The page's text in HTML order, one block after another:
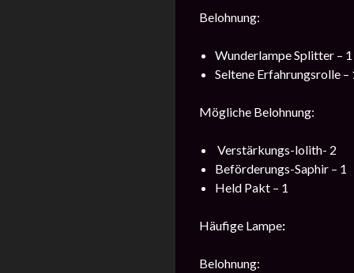
Belohnung:
Wunderlampe Splitter – 1
Seltene Erfahrungsrolle –
Mögliche Belohnung:
Verstärkungs-lolith- 2
Beförderungs-Saphir – 1
Held Pakt – 1
Häufige Lampe:
Belohnung: